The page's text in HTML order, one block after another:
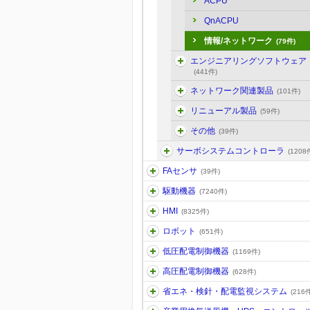
QnACPU
情報/ネットワーク (79件)
エンジニアリングソフトウェア
(441件)
ネットワーク関連製品 (101件)
リニューアル製品 (59件)
その他 (39件)
サーボシステムコントローラ (1208
FAセンサ (39件)
駆動機器 (7240件)
HMI (8325件)
ロボット (651件)
低圧配電制御機器 (1169件)
高圧配電制御機器 (628件)
省エネ・検針・配電監視システム (216